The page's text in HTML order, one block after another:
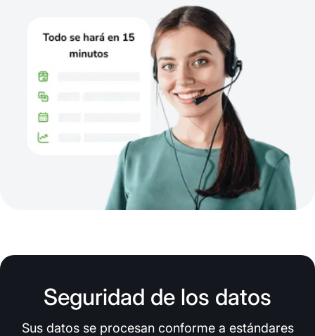
Seguridad de los datos
Sus datos se procesan conforme a estándares